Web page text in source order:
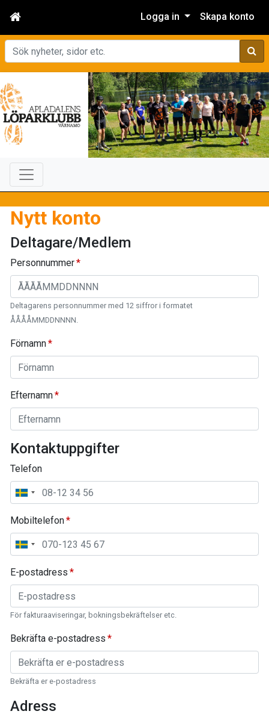
Logga in Skapa konto
Sök
Nytt konto
Deltagare/Medlem
Personnummer
Deltagarens personnummer med 12 siffror i formatet
ÅÅÅÅMMDDNNNN.
Förnamn
Efternamn
Kontaktuppgifter
Telefon
Mobiltelefon
E-postadress
För fakturaaviseringar, bokningsbekräftelser etc.
Bekräfta e-postadress
Bekräfta er e-postadress
Adress